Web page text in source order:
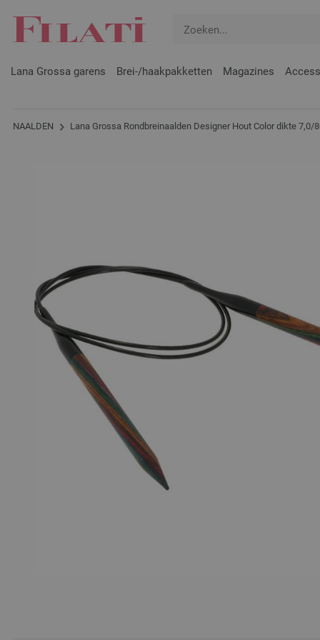
Lana Grossa garens Brei-/haakpakketten Magazines
NAALDEN Lana Grossa Rondbreinaalden Designer Hout Color dikte 7,0/